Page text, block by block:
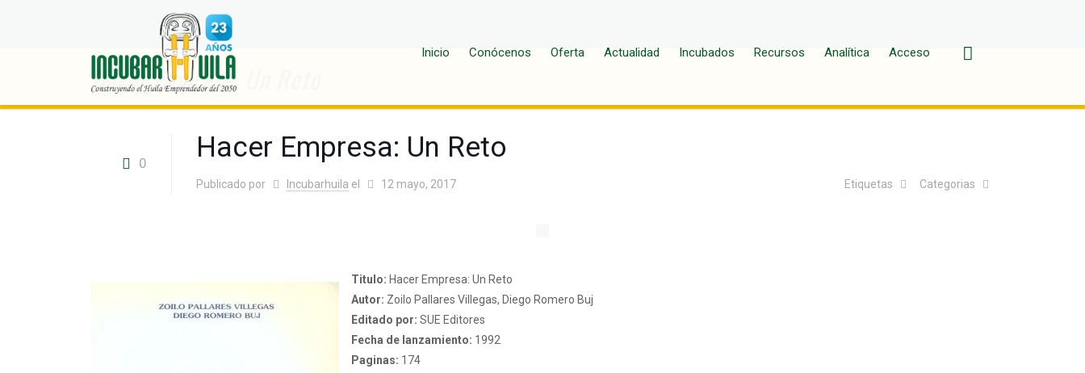
Inicio Conócenos Oferta Actualidad Incubados Recursos Analítica Acceso
Hacer Empresa: Un Reto
0 Hacer Empresa: Un Reto
Publicado por Incubarhuila el 12 mayo, 2017 Categorias
Etiquetas
Titulo: Hacer Empresa: Un Reto
Autor: Zoilo Pallares Villegas, Diego Romero Buj
Editado por: SUE Editores
Fecha de lanzamiento: 1992
Paginas: 174